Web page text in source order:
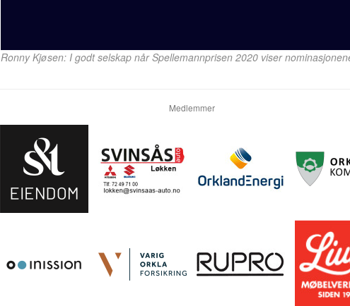
Ronny Kjøsen: I godt selskap når Spellemannprisen 2020 viser
Medlemmer